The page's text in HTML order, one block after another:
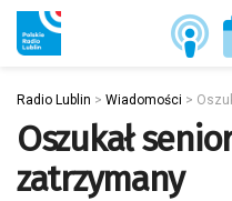
Radio Lublin > Wiadomości >
Oszukał
zatrzymany